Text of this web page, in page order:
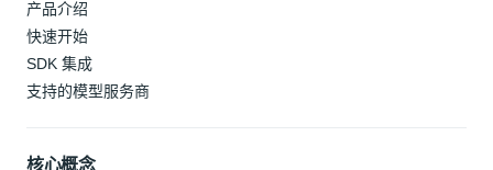
产品介绍
快速开始
SDK 集成
支持的模型服务商
核心概念